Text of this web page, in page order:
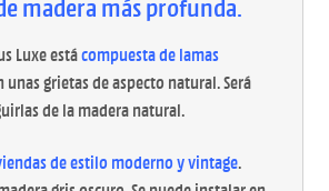
madera más profunda.
Luxe estácompuesta de lamas
unas grietas de aspecto natural. Será
de la madera natural.
de estilo moderno y vintage.